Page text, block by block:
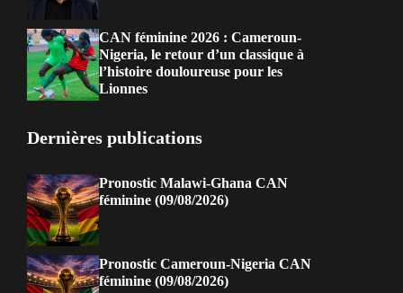
CAN féminine 2026 : Cameroun-
Nigeria, le retour d’un classique à
l’histoire douloureuse pour les
Lionnes
Dernières publications
Pronostic Malawi-Ghana CAN
féminine (09/08/2026)
Pronostic Cameroun-Nigeria CAN
féminine (09/08/2026)